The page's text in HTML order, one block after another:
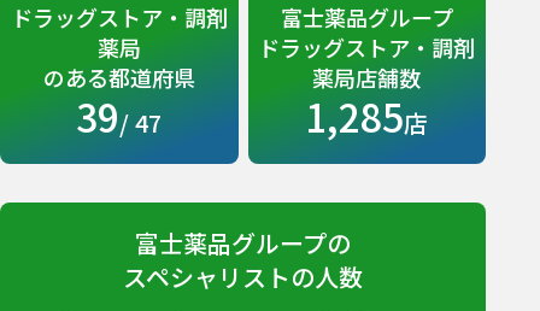
ドラッグストア・調剤
薬局
のある都道府県
39/ 47
富士薬品グループ
ドラッグストア・調剤
薬局店舗数
1,285店
富士薬品グループの
スペシャリストの人数